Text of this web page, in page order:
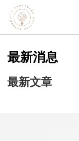
最新消息
最新文章